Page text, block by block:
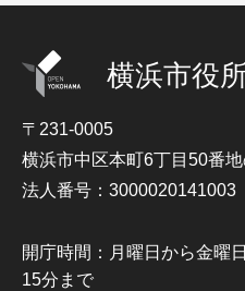
横浜市役
〒231-0005
横浜市中区本町6丁目50番
法人番号：3000020141003
開庁時間：月曜日から金曜
15分まで